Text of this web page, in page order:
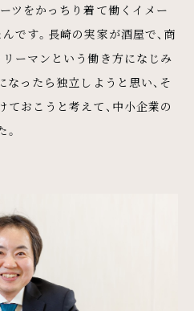
ツをかっちり着て働くイメー
です。長崎の実家が酒屋で、商
ーマンという働き方になじみ
ったら独立しようと思い、そ
おこうと考えて、中小企業の